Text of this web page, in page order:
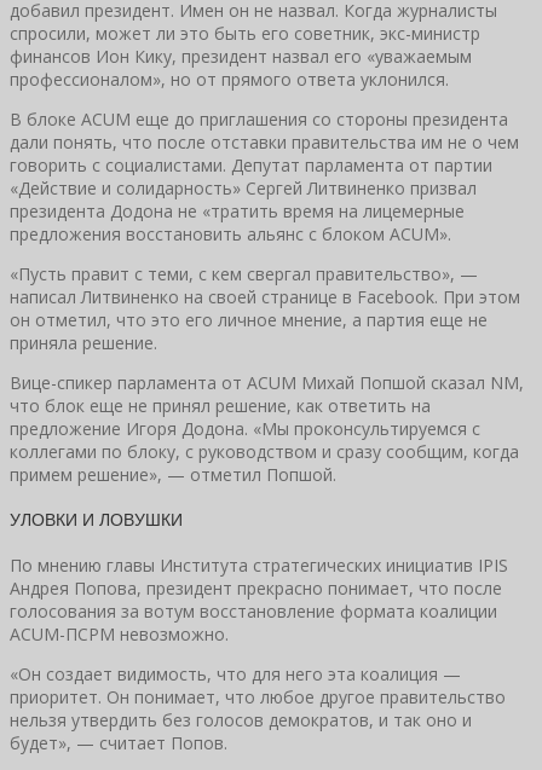
добавил президент. Имен он не назвал. Когда журналисты
спросили, может ли это быть его советник, экс-министр
финансов Ион Кику, президент назвал его «уважаемым
профессионалом», но от прямого ответа уклонился.
В блоке ACUM еще до приглашения со стороны президента
дали понять, что после отставки правительства им не о чем
говорить с социалистами. Депутат парламента от партии
«Действие и солидарность» Сергей Литвиненко призвал
президента Додона не «тратить время на лицемерные
предложения восстановить альянс с блоком ACUM».
«Пусть правит с теми, с кем свергал правительство», —
написал Литвиненко на своей странице в Facebook. При этом
он отметил, что это его личное мнение, а партия еще не
приняла решение.
Вице-спикер парламента от ACUM Михай Попшой сказал NM,
что блок еще не принял решение, как ответить на
предложение Игоря Додона. «Мы проконсультируемся с
коллегами по блоку, с руководством и сразу сообщим, когда
примем решение», — отметил Попшой.
УЛОВКИ И ЛОВУШКИ
По мнению главы Института стратегических инициатив IPIS
Андрея Попова, президент прекрасно понимает, что после
голосования за вотум восстановление формата коалиции
ACUM-ПСРМ невозможно.
«Он создает видимость, что для него эта коалиция —
приоритет. Он понимает, что любое другое правительство
нельзя утвердить без голосов демократов, и так оно и
будет», — считает Попов.